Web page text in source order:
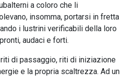
a coloro che li
insomma, portarsi in fretta
i lustrini verificabili della loro
audaci e forti.
di passaggio, riti di iniziazione
e la propria scaltrezza. Ad un